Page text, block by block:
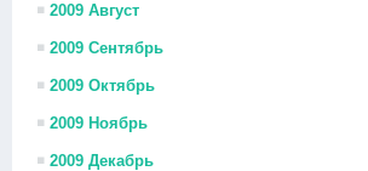
2009 Август
2009 Сентябрь
2009 Октябрь
2009 Ноябрь
2009 Декабрь